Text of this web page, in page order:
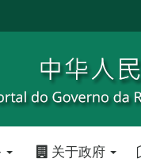
关于政府